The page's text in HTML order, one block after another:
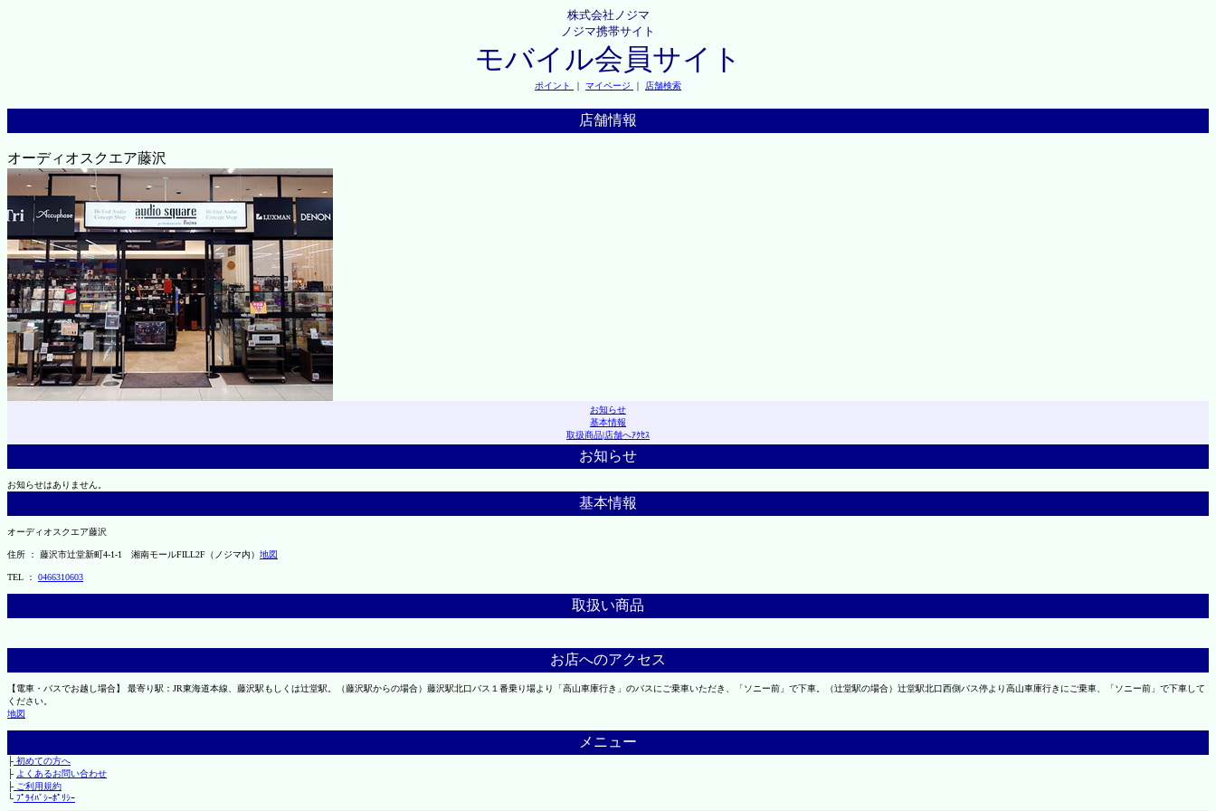
株式会社ノジマ
ノジマ携帯サイト
モバイル会員サイト
ポイント ｜ マイページ ｜ 店舗検索
店舗情報
オーディオスクエア藤沢
お知らせ
基本情報
取扱商品|店舗へｱｸｾｽ
お知らせ
お知らせはありません。
基本情報
オーディオスクエア藤沢
住所 ： 藤沢市辻堂新町4-1-1 湘南モールFILL2F（ノジマ内） 地図
TEL ： 0466310603
取扱い商品
お店へのアクセス
【電車・バスでお越し場合】 最寄り駅：JR東海道本線、藤沢駅もしくは辻堂駅。（藤沢駅からの場合）藤沢駅北口バス１番乗り場より「高山車庫行き」のバスにご乗車いただき、「ソニー前」で下車。（辻堂駅の場合）辻堂駅北口西側バス停より高山車庫行きにご乗車、「ソニー前」で下車して
ください。
地図
メニュー
├初めての方へ
├ よくあるお問い合わせ
├ご利用規約
└ﾌﾟﾗｲﾊﾞｼｰﾎﾟﾘｼｰ